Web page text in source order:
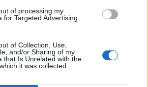
of processing my
for Targeted Advertising.
of Collection, Use,
and/or Sharing of my
that Is Unrelated with the
it was collected.
Esports będzie zatem albo T1, albo
I trudno stwierdzić, za którą ze stron
jest po stronie Lee "Fakera" Sang-
Pięciokrotny mistrz świata
który go otaczał, nigdy nie